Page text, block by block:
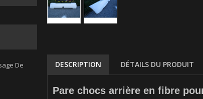
De
DESCRIPTION DÉTAILS DU PRODUIT
Pare chocs arrière en fibre